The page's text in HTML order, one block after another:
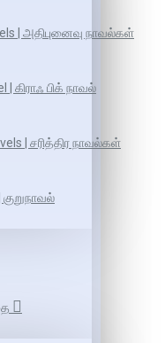
| அதிபுனைவு நாவல்கள்
| கிராஃ பிக் நாவல்
| சரித்திர நாவல்கள்